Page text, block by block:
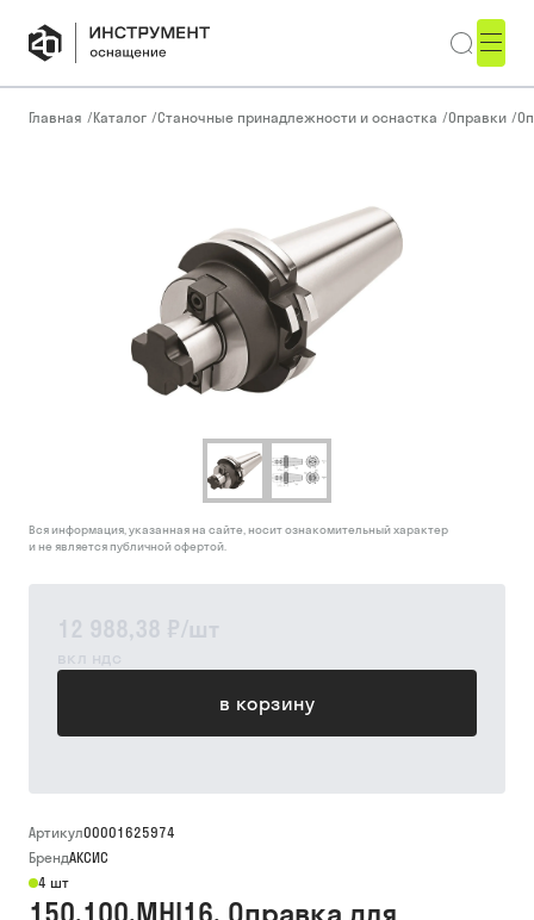
Главная /Каталог /Станочные принадлежности и оснастка /Оправки /
12 988,38 ₽/шт
вкл ндс
в корзину
Вся информация, указанная на сайте, носит ознакомительный характер
и не является публичной офертой.
Артикул00001625974
БрендАКСИС
4 шт
150.100.MHI16, Оправка для